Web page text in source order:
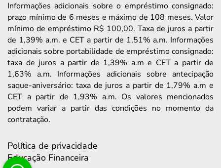
Informações adicionais sobre o empréstimo consignado:
prazo mínimo de 6 meses e máximo de 108 meses. Valor
mínimo de empréstimo R$ 100,00. Taxa de juros a partir
de 1,39% a.m. e CET a partir de 1,51% a.m. Informações
adicionais sobre portabilidade de empréstimo consignado:
taxa de juros a partir de 1,39% a.m e CET a partir de
1,63% a.m. Informações adicionais sobre antecipação
saque-aniversário: taxa de juros a partir de 1,79% a.m e
CET a partir de 1,93% a.m. Os valores mencionados
podem variar a partir das condições no momento da
contratação.
Política de privacidade
Educação Financeira